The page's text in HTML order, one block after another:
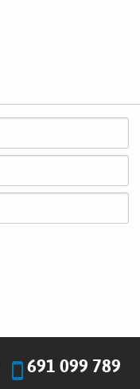
691 099 789